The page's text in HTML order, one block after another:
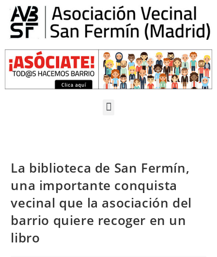
La biblioteca de San Fermín,
una importante conquista
vecinal que la asociación del
barrio quiere recoger en un
libro